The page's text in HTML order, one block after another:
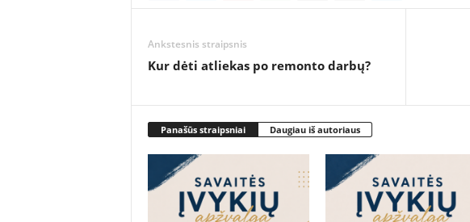
Ankstesnis straipsnis
Kur dėti atliekas po remonto darbų?
Panašūs straipsniai Daugiau iš autoriaus